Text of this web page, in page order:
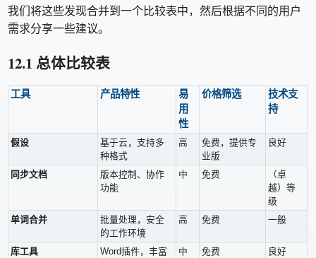
我们将这些发现合并到一个比较表中，然后根据不同的用户
需求分享一些建议。
12.1 总体比较表
工具 产品特性
易
用
性
价格筛选
技术支
持
假设
基于云，支持多
种格式
高
免费，提供专
业版
良好
同步文档
版本控制、协作
功能
中 免费
（卓
越）等
级
单词合并
批量处理，安全
的工作环境
高 免费 一般
库工具
Word插件，丰富
中 免费 良好